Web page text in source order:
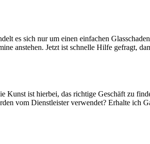
es sich nur um einen einfachen
anstehen. Jetzt ist schnelle Hilfe gefragt,
Kunst ist hierbei, das richtige Geschäft zu
vom Dienstleister verwendet? Erhalte ich